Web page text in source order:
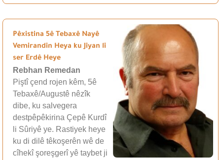
Pêxistina 5ê Tebaxê Nayê
Vemirandin Heya ku Jiyan li
ser Erdê Heye
Rebhan Remedan
Piştî çend rojen kêm, 5ê
Tebaxê/Augustê nêzîk
dibe, ku salvegera
destpêpêkirina Çepê Kurdî
li Sûriyê ye. Rastiyek heye
ku di dilê têkoşerên wê de
cîhekî şoreşgerî yê taybet ji